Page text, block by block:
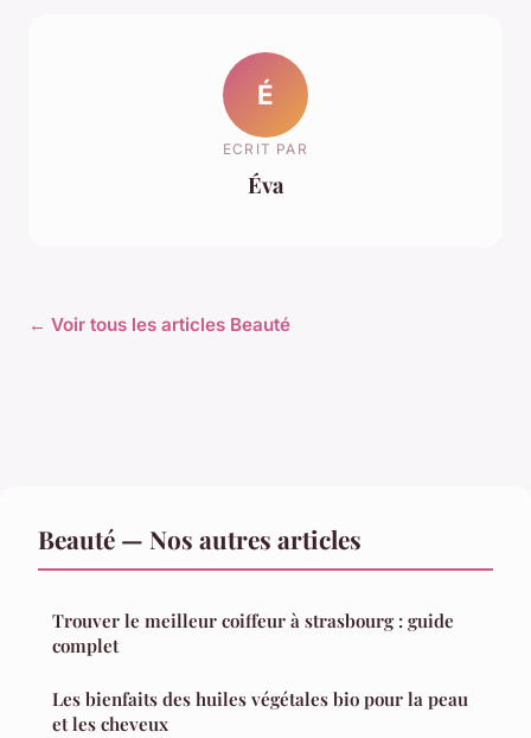
É
ECRIT PAR
Éva
← Voir tous les articles Beauté
Beauté — Nos autres articles
Trouver le meilleur coiffeur à strasbourg : guide
complet
Les bienfaits des huiles végétales bio pour la peau
et les cheveux